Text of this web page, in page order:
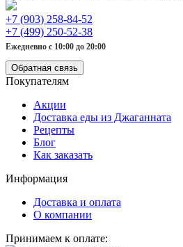
+7 (903) 258-84-52
+7 (499) 250-52-38
Ежедневно с 10:00 до 20:00
Обратная связь
Покупателям
Акции
Доставка еды из Джаганната
Рецепты
Блог
Как заказать
Информация
Доставка и оплата
О компании
Принимаем к оплате: